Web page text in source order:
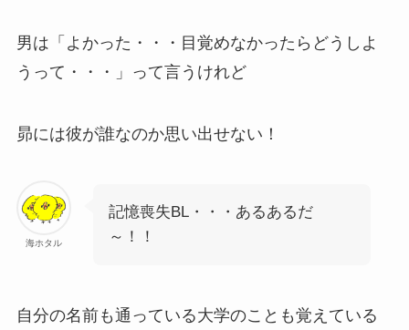
男は「よかった・・・目覚めなかったらどうしよ
うって・・・」って言うけれど
昴には彼が誰なのか思い出せない！
海ホタル
記憶喪失BL・・・あるあるだ
～！！
自分の名前も通っている大学のことも覚えている